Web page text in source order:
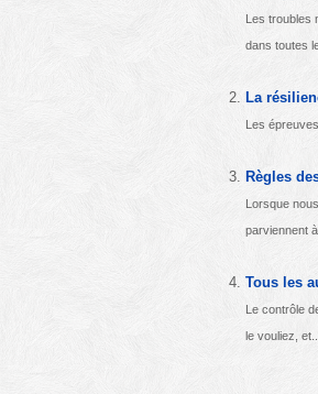
Les troubles
dans toutes
La
Les
Règles
Lorsque
parviennent
Tous les
Le contrôle
le vouliez, et...